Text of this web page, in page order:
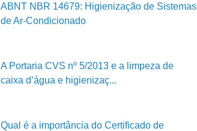
ABNT NBR 14679: Higienização de Sistemas
de Ar-Condicionado
A Portaria CVS nº 5/2013 e a limpeza de
caixa d’água e higienizaç...
Qual é a importância do Certificado de